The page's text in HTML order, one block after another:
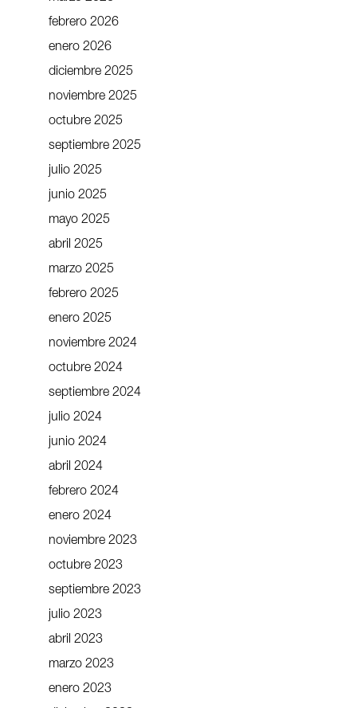
febrero 2026
enero 2026
diciembre 2025
noviembre 2025
octubre 2025
septiembre 2025
julio 2025
junio 2025
mayo 2025
abril 2025
marzo 2025
febrero 2025
enero 2025
noviembre 2024
octubre 2024
septiembre 2024
julio 2024
junio 2024
abril 2024
febrero 2024
enero 2024
noviembre 2023
octubre 2023
septiembre 2023
julio 2023
abril 2023
marzo 2023
enero 2023